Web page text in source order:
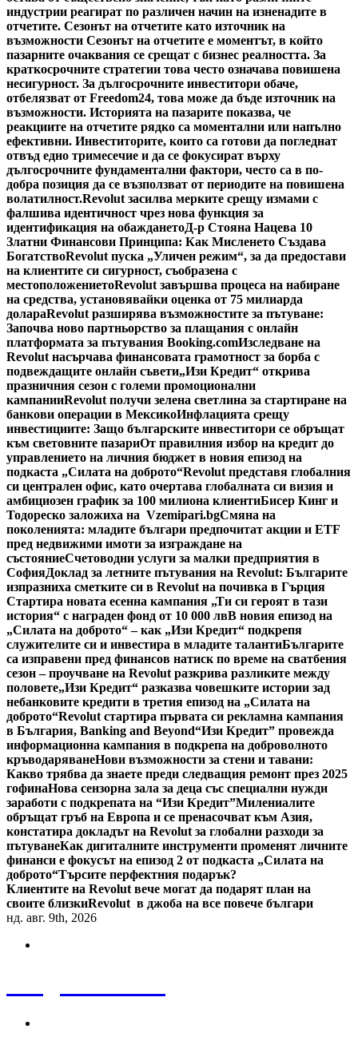
индустрии реагират по различен начин на изненадите в
отчетите. Сезонът на отчетите като източник на
възможности Сезонът на отчетите е моментът, в който
пазарните очаквания се срещат с бизнес реалността. За
краткосрочните стратегии това често означава повишена
несигурност. За дългосрочните инвеститори обаче,
отбелязват от Freedom24, това може да бъде източник на
възможности. Историята на пазарите показва, че
реакциите на отчетите рядко са моментални или напълно
ефективни. Инвеститорите, които са готови да погледнат
отвъд едно тримесечие и да се фокусират върху
дългосрочните фундаментални фактори, често са в по-
добра позиция да се възползват от периодите на повишена
волатилност.Revolut засилва мерките срещу измами с
фалшива идентичност чрез нова функция за
идентификация на обажданетоД-р Стояна Нацева 10
Златни Финансови Принципа: Как Мисленето Създава
БогатствоRevolut пуска „Уличен режим“, за да предостави
на клиентите си сигурност, съобразена с
местоположениетоRevolut завършва процеса на набиране
на средства, установявайки оценка от 75 милиарда
долараRevolut разширява възможностите за пътуване:
Започва ново партньорство за плащания с онлайн
платформата за пътувания Booking.comИзследване на
Revolut насърчава финансовата грамотност за борба с
подвеждащите онлайн съвети„Изи Кредит“ открива
празничния сезон с големи промоционални
кампанииRevolut получи зелена светлина за стартиране на
банкови операции в МексикоИнфлацията срещу
инвестициите: Защо българските инвеститори се обръщат
към световните пазариОт правилния избор на кредит до
управлението на личния бюджет в новия епизод на
подкаста „Силата на доброто“Revolut представя глобалния
си централен офис, като очертава глобалната си визия и
амбициозен график за 100 милиона клиентиБисер Кинг и
Тодореско заложиха на Vzemipari.bgСмяна на
поколенията: младите българи предпочитат акции и ETF
пред недвижими имоти за изграждане на
състояниеСчетоводни услуги за малки предприятия в
СофияДоклад за летните пътувания на Revolut: Българите
изпразниха сметките си в Revolut на почивка в Гърция
Стартира новата есенна кампания „Ти си героят в тази
история“ с награден фонд от 10 000 лвВ новия епизод на
„Силата на доброто“ – как „Изи Кредит“ подкрепя
служителите си и инвестира в младите талантиБългарите
са изправени пред финансов натиск по време на сватбения
сезон – проучване на Revolut разкрива разликите между
половете„Изи Кредит“ разказва човешките истории зад
небанковите кредити в третия епизод на „Силата на
доброто“Revolut стартира първата си рекламна кампания
в България, Banking and Beyond“Изи Кредит” провежда
информационна кампания в подкрепа на доброволното
кръводаряванеНови възможности за стени и тавани:
Какво трябва да знаете преди следващия ремонт през 2025
гофинаНова сензорна зала за деца със специални нужди
заработи с подкрепата на “Изи Кредит”Милениалите
обръщат гръб на Европа и се пренасочват към Азия,
констатира докладът на Revolut за глобални разходи за
пътуванеКак дигиталните инструменти променят личните
финанси е фокусът на епизод 2 от подкаста „Силата на
доброто“Търсите перфектния подарък?
Клиентите на Revolut вече могат да подарят план на
своите близкиRevolut в джоба на все повече българи
нд. авг. 9th, 2026